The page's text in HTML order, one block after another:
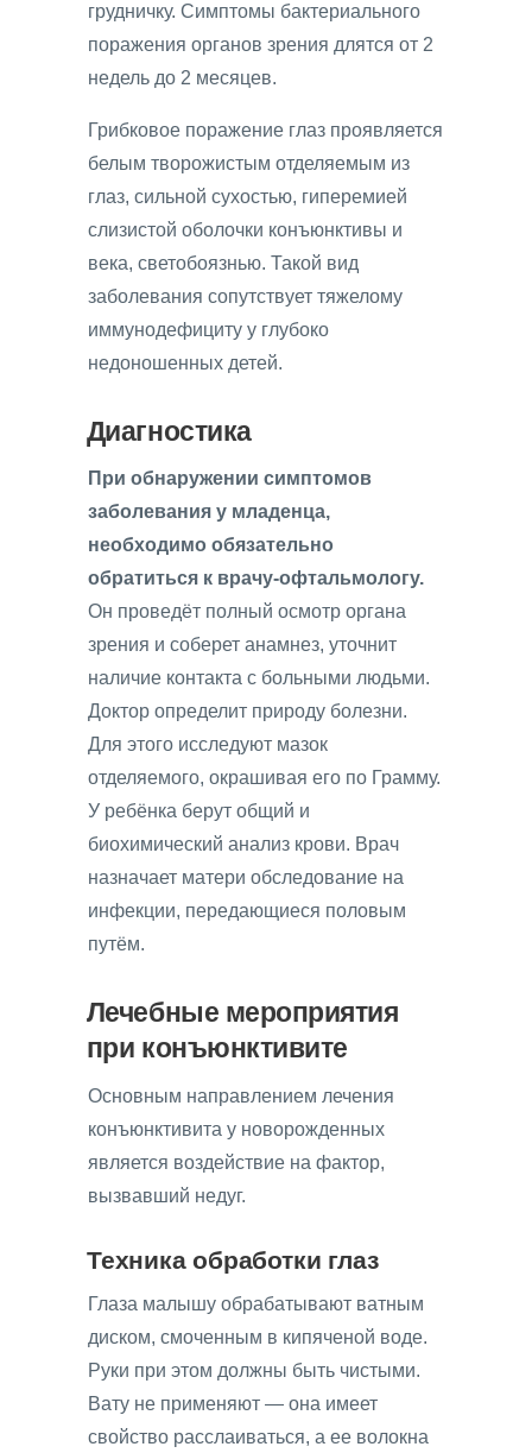
грудничку. Симптомы бактериального
поражения органов зрения длятся от 2
недель до 2 месяцев.
Грибковое поражение глаз проявляется
белым творожистым отделяемым из
глаз, сильной сухостью, гиперемией
слизистой оболочки конъюнктивы и
века, светобоязнью. Такой вид
заболевания сопутствует тяжелому
иммунодефициту у глубоко
недоношенных детей.
Диагностика
При обнаружении симптомов
заболевания у младенца,
необходимо обязательно
обратиться к врачу-офтальмологу.
Он проведёт полный осмотр органа
зрения и соберет анамнез, уточнит
наличие контакта с больными людьми.
Доктор определит природу болезни.
Для этого исследуют мазок
отделяемого, окрашивая его по Грамму.
У ребёнка берут общий и
биохимический анализ крови. Врач
назначает матери обследование на
инфекции, передающиеся половым
путём.
Лечебные мероприятия
при конъюнктивите
Основным направлением лечения
конъюнктивита у новорожденных
является воздействие на фактор,
вызвавший недуг.
Техника обработки глаз
Глаза малышу обрабатывают ватным
диском, смоченным в кипяченой воде.
Руки при этом должны быть чистыми.
Вату не применяют — она имеет
свойство расслаиваться, а ее волокна